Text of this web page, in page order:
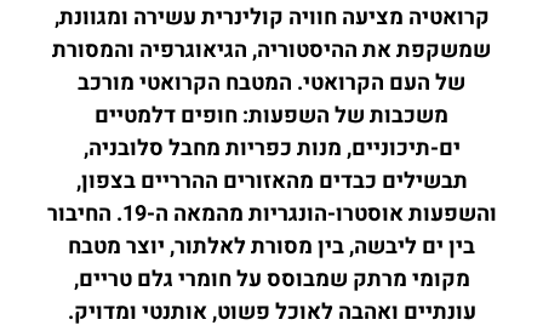
קרואטיה מציעה חוויה קולינרית עשירה ומגוונת,
שמשקפת את ההיסטוריה, הגיאוגרפיה והמסורת
של העם הקרואטי. המטבח הקרואטי מורכב
משכבות של השפעות: חופים דלמטיים
ים-תיכוניים, מנות כפריות מחבל סלובניה,
תבשילים כבדים מהאזורים ההרריים בצפון,
והשפעות אוסטרו-הונגריות מהמאה ה-19. החיבור
בין ים ליבשה, בין מסורת לאלתור, יוצר מטבח
מקומי מרתק שמבוסס על חומרי גלם טריים,
עונתיים ואהבה לאוכל פשוט, אותנטי ומדויק.